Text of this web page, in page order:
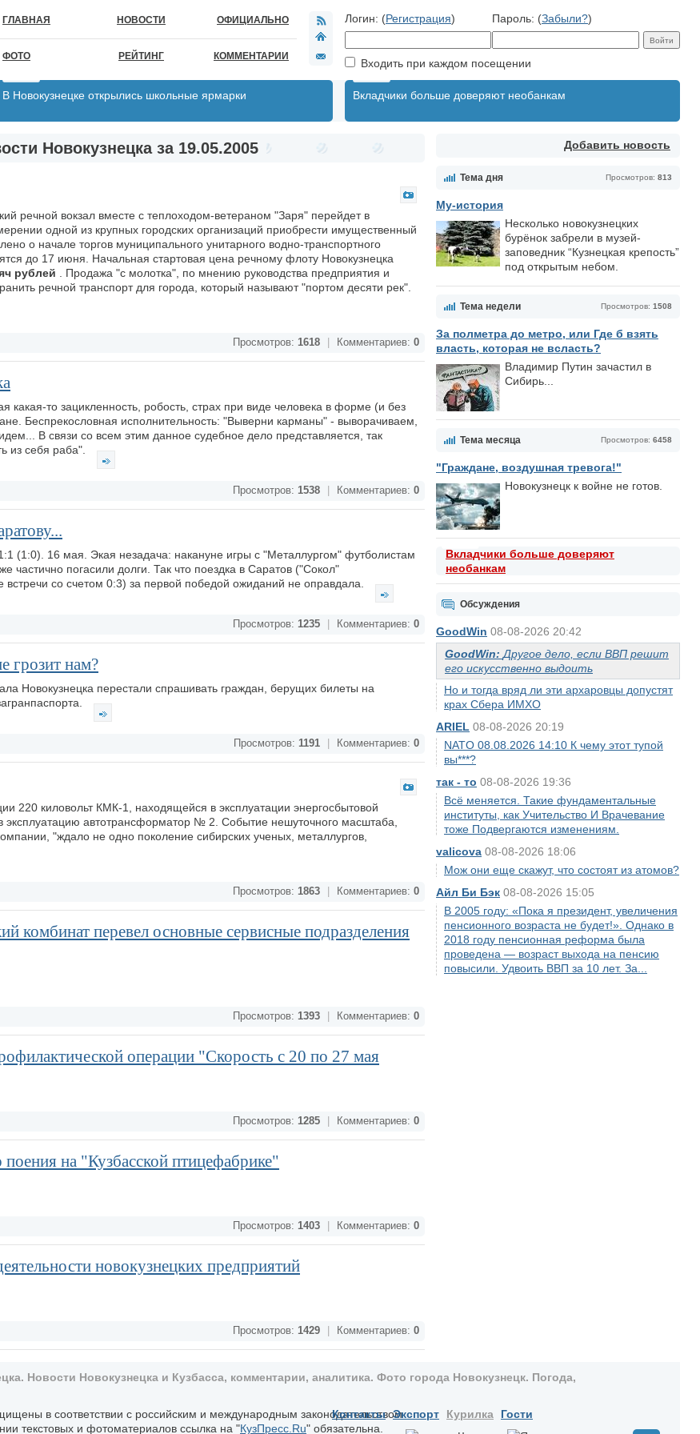
ГЛАВНАЯ НОВОСТИ ОФИЦИАЛЬНО
ФОТО РЕЙТИНГ КОММЕНТАРИИ
Логин: (Регистрация) Пароль: (Забыли?)
Входить при каждом посещении
В Новокузнецке открылись школьные ярмарки Вкладчики больше доверяют необанкам
Добавить новость
Просмотров: 813
Тема дня
Му-история
Несколько новокузнецких
бурёнок забрели в музей-
заповедник “Кузнецкая крепость”
под открытым небом.
Просмотров: 1508
Тема недели
За полметра до метро, или Где б взять
власть, которая не всласть?
Владимир Путин зачастил в
Сибирь...
Просмотров: 6458
Тема месяца
"Граждане, воздушная тревога!"
Новокузнецк к войне не готов.
Вкладчики больше доверяют
необанкам
Обсуждения
GoodWin 08-08-2026 20:42
GoodWin: Другое дело, если ВВП решит
его искусственно выдоить
Но и тогда вряд ли эти архаровцы допустят
крах Сбера ИМХО
ARIEL 08-08-2026 20:19
NATO 08.08.2026 14:10 К чему этот тупой
вы***?
так - то 08-08-2026 19:36
Всё меняется. Такие фундаментальные
институты, как Учительство И Врачевание
тоже Подвергаются изменениям.
valicova 08-08-2026 18:06
Мож они еще скажут, что состоят из атомов?
Айл Би Бэк 08-08-2026 15:05
В 2005 году: «Пока я президент, увеличения
пенсионного возраста не будет!». Однако в
2018 году пенсионная реформа была
проведена — возраст выхода на пенсию
повысили. Удвоить ВВП за 10 лет. За...
Новокузнецка за 19.05.2005
речной вокзал вместе с теплоходом-ветераном "Заря" перейдет в
одной из крупных городских организаций приобрести имущественный
о начале торгов муниципального унитарного водно-транспортного
до 17 июня. Начальная стартовая цена речному флоту Новокузнецка
рублей
. Продажа "с молотка", по мнению руководства предприятия и
речной транспорт для города, который называют "портом десяти рек".
Просмотров: 1618 Комментариев: 0
какая-то зацикленность, робость, страх при виде человека в форме (и без
Беспрекословная исполнительность: "Выверни карманы" - выворачиваем,
В связи со всем этим данное судебное дело представляется, так
из себя раба".
Просмотров: 1538 Комментариев: 0
(1:0). 16 мая. Экая незадача: накануне игры с "Металлургом" футболистам
частично погасили долги. Так что поездка в Саратов ("Сокол"
со счетом 0:3) за первой победой ожиданий не оправдала.
Просмотров: 1235 Комментариев: 0
грозит нам?
Новокузнецка перестали спрашивать граждан, берущих билеты на
Просмотров: 1191 Комментариев: 0
220 киловольт КМК-1, находящейся в эксплуатации энергосбытовой
автотрансформатор № 2. Событие нешуточного масштаба,
"ждало не одно поколение сибирских ученых, металлургов,
Просмотров: 1863 Комментариев: 0
комбинат перевел основные сервисные подразделения
Просмотров: 1393 Комментариев: 0
операции "Скорость с 20 по 27 мая
Просмотров: 1285 Комментариев: 0
на "Кузбасской птицефабрике"
Просмотров: 1403 Комментариев: 0
новокузнецких предприятий
Просмотров: 1429 Комментариев: 0
Новости Новокузнецка и Кузбасса, комментарии, аналитика. Фото города Новокузнецк. Погода,
в соответствии с российским и международным законодательством
текстовых и фотоматериалов ссылка на "КузПресс.Ru" обязательна.
Контакты Экспорт Курилка Гости